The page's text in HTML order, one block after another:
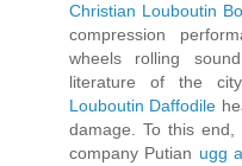
Christian Louboutin
compression
wheels rolling
literature of the
Louboutin Daffodile
damage. To this end,
company Putian ugg